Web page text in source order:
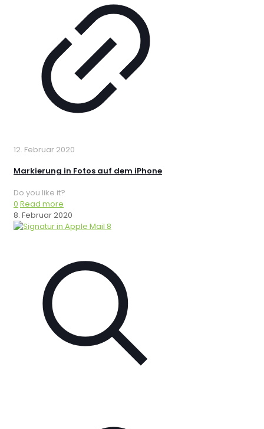
12. Februar 2020
Markierung in Fotos auf dem iPhone
Do you like it?
0 Read more
8. Februar 2020